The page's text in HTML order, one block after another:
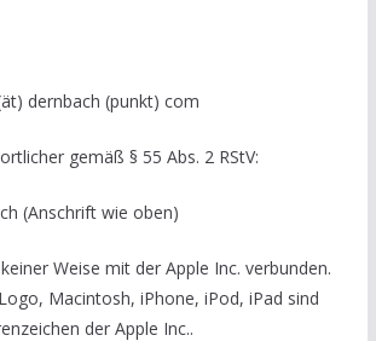
dernbach (punkt) com
gemäß § 55 Abs. 2 RStV:
(Anschrift wie oben)
Weise mit der Apple Inc. verbunden.
Macintosh, iPhone, iPod, iPad sind
der Apple Inc..